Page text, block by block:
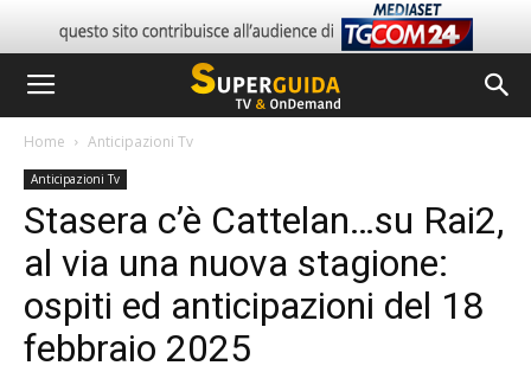
Home Anticipazioni Tv
Anticipazioni Tv
Stasera c’è Cattelan…su Rai2,
al via una nuova stagione:
ospiti ed anticipazioni del 18
febbraio 2025